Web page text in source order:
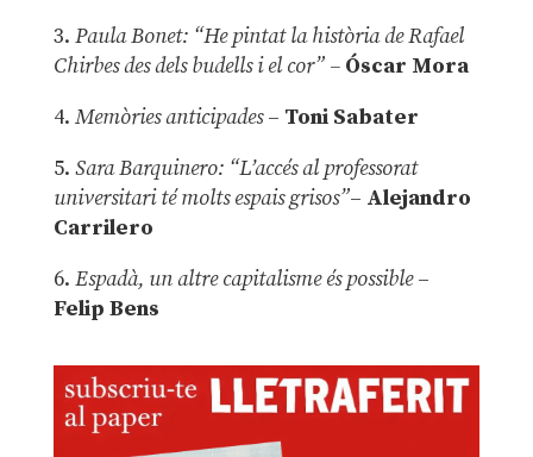
3. Paula Bonet: “He pintat la història de Rafael
Chirbes des dels budells i el cor” –Óscar Mora
4. Memòries anticipades– Toni Sabater
5. Sara Barquinero: “L’accés al professorat
universitari té molts espais grisos”– Alejandro
Carrilero
6. Espadà, un altre capitalisme és possible –
Felip Bens